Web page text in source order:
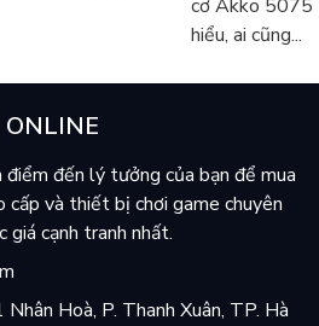
cơ Akko
hiểu, ai cũng...
ONLINE
đến lý tưởng của bạn để mua
cấp và thiết bị chơi game chuyên
giá cạnh tranh nhất.
Hoà, P. Thanh Xuân, TP. Hà